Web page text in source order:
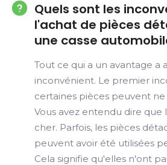
Quels sont les
l'achat de pièces
une casse
Tout ce qui a un avantage a
inconvénient. Le premier
certaines pièces peuvent
Vous avez entendu dire
cher. Parfois, les pièces
peuvent avoir été utilisées
Cela signifie qu'elles n'ont